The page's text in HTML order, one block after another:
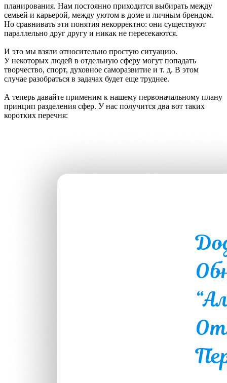
планирования. Нам постоянно приходится выбирать между
семьей и карьерой, между уютом в доме и личным брендом.
Но сравнивать эти понятия некорректно: они существуют
параллельно друг другу и никак не пересекаются.
И это мы взяли относительно простую ситуацию.
У некоторых людей в отдельную сферу могут попадать
творчество, спорт, духовное саморазвитие и т. д. В этом
случае разобраться в задачах будет еще труднее.
А теперь давайте применим к нашему первоначальному плану
принцип разделения сфер. У нас получится два вот таких
коротких перечня: